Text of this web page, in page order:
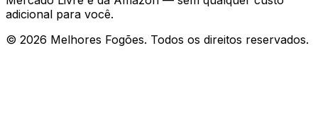
adicional para você.
© 2026 Melhores Fogões. Todos os direitos reservados.